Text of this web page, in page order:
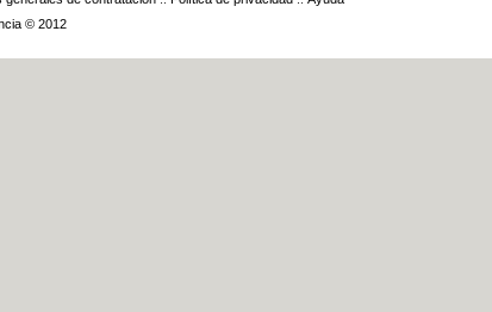
© 2012